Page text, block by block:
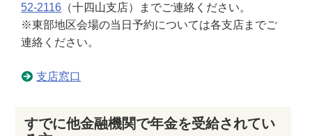
52-2116 （十四山支店）までご連絡ください。
※東部地区会場の当日予約については各支店までご
連絡ください。
支店窓口
すでに他金融機関で年金を受給されてい